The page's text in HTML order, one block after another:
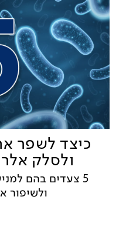
כיצד לשפר
ולסלק
5 צעדים בהם
ולשיפור